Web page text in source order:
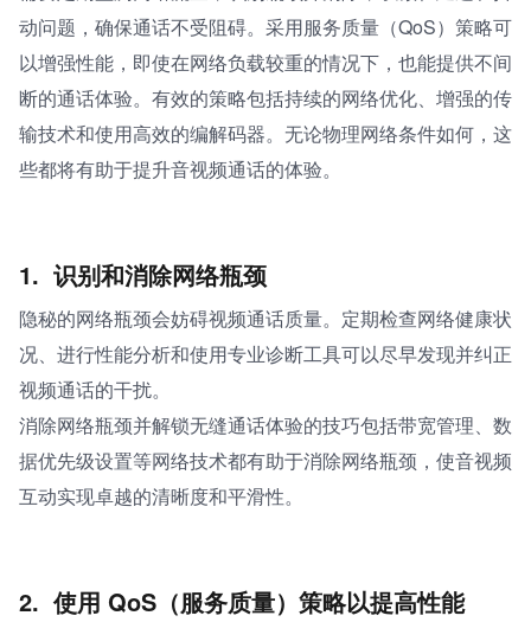
动问题，确保通话不受阻碍。采用服务质量（QoS）策略可
以增强性能，即使在网络负载较重的情况下，也能提供不间
断的通话体验。有效的策略包括持续的网络优化、增强的传
输技术和使用高效的编解码器。无论物理网络条件如何，这
些都将有助于提升音视频通话的体验。
1. 识别和消除网络瓶颈
隐秘的网络瓶颈会妨碍视频通话质量。定期检查网络健康状
况、进行性能分析和使用专业诊断工具可以尽早发现并纠正
视频通话的干扰。
消除网络瓶颈并解锁无缝通话体验的技巧包括带宽管理、数
据优先级设置等网络技术都有助于消除网络瓶颈，使音视频
互动实现卓越的清晰度和平滑性。
2. 使用 QoS（服务质量）策略以提高性能